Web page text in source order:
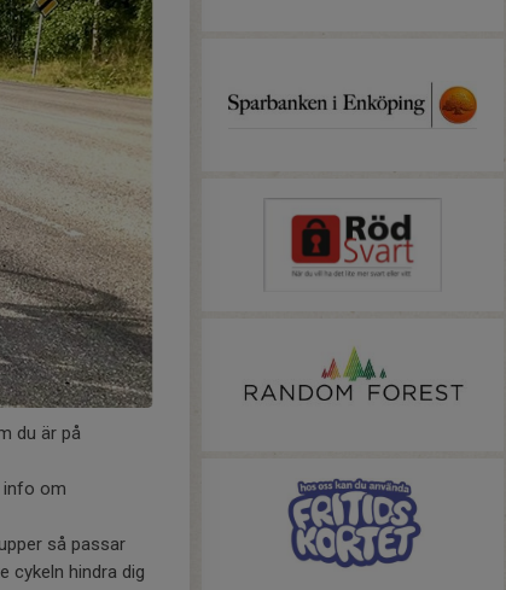
du är på
info om
så passar
cykeln hindra dig